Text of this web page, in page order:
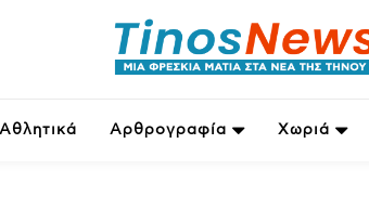
Αθλητικά Αρθρογραφία Χωριά